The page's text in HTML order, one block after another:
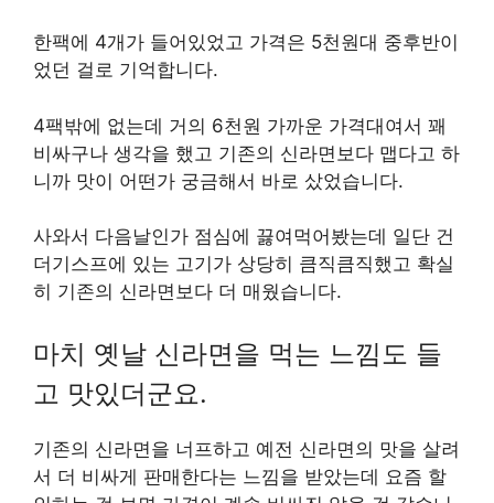
한팩에 4개가 들어있었고 가격은 5천원대 중후반이
었던 걸로 기억합니다.
4팩밖에 없는데 거의 6천원 가까운 가격대여서 꽤
비싸구나 생각을 했고 기존의 신라면보다 맵다고 하
니까 맛이 어떤가 궁금해서 바로 샀었습니다.
사와서 다음날인가 점심에 끓여먹어봤는데 일단 건
더기스프에 있는 고기가 상당히 큼직큼직했고 확실
히 기존의 신라면보다 더 매웠습니다.
마치 옛날 신라면을 먹는 느낌도 들
고 맛있더군요.
기존의 신라면을 너프하고 예전 신라면의 맛을 살려
서 더 비싸게 판매한다는 느낌을 받았는데 요즘 할